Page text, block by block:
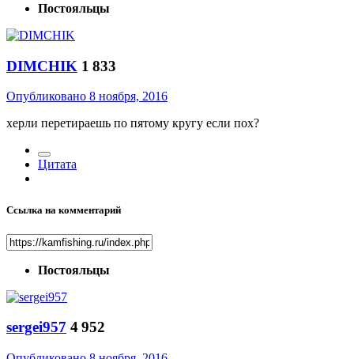
Постояльцы
DIMCHIK 1 833
Опубликовано 8 ноября, 2016
херли перетираешь по пятому кругу если пох?
Цитата
Ссылка на комментарий
Постояльцы
sergei957 4 952